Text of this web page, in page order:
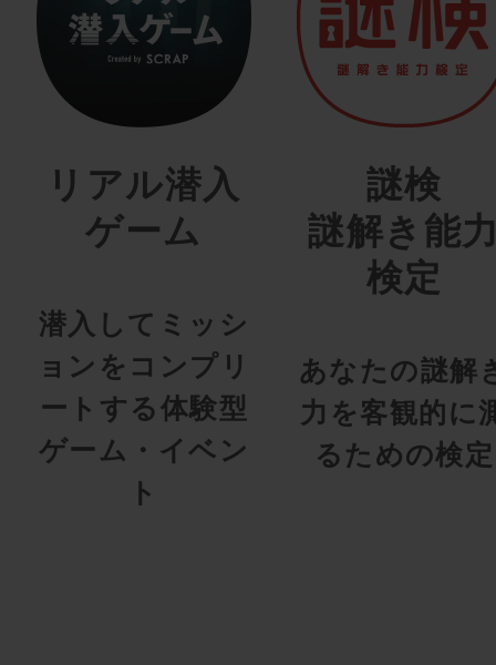
リアル潜入
ゲーム
潜入してミッシ
ョンをコンプリ
ートする体験型
ゲーム・イベン
ト
謎検
謎解き能
検定
あなたの謎解
力を客観的に
るための検定